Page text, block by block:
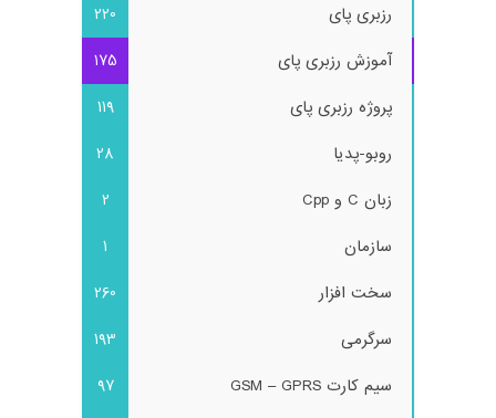
رزبری پای
220
آموزش رزبری پای
175
پروژه رزبری پای
119
روبو-پدیا
28
زبان C و Cpp
2
سازمان
1
سخت افزار
260
سرگرمی
193
سیم کارت GSM – GPRS
97